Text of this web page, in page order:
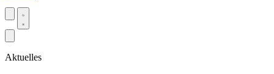
Aktuelles